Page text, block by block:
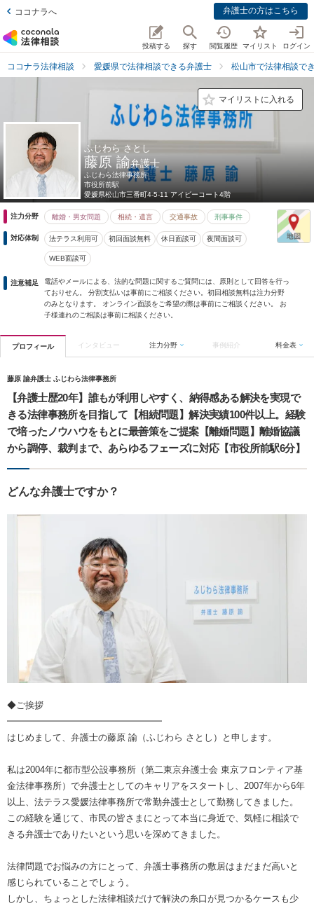
ココナラへ 弁護士の方はこちら
投稿する 探す 閲覧履歴 マイリスト ログイン
ココナラ法律相談 愛媛県で法律相談できる弁護士 松山市で法律相談で
マイリストに入れる
ふじわら さとし
藤原 諭弁護士
ふじわら法律事務所
市役所前駅
愛媛県松山市三番町4-5-11 アイビーコート4階
注力分野 離婚・男女問題 相続・遺言 交通事故 刑事事件
対応体制 法テラス利用可 初回面談無料 休日面談可 夜間面談可
WEB面談可
注意補足
電話やメールによる、法的な問題に関するご質問には、原則として回答を行っ
ておりせん。 分割支払いは事前にご相談ください。初回相談無料は注力分野
のみとなります。 オンライン面談をご希望の際は事前にご相談ください。 お
子様連れのご相談は事前に相談ください。
プロフィール インタビュー 注力分野 事例紹介 料金表
藤原 諭弁護士 ふじわら法律事務所
【弁護士歴20年】誰もが利用しやすく、納得感ある解決を実現で
きる法律事務所を目指して【相続問題】解決実績100件以上。経験
で培ったノウハウをもとに最善策をご提案【離婚問題】離婚協議
から調停、裁判まで、あらゆるフェーズに対応【市役所前駅6分】
どんな弁護士ですか？
◆ご挨拶
━━━━━━━━━━━━━━━━━
はじめまして、弁護士の藤原 諭（ふじわら さとし）と申します。
私は2004年に都市型公設事務所（第二東京弁護士会 東京フロンティア基
金法律事務所）で弁護士としてのキャリアをスタートし、2007年から6年
以上、法テラス愛媛法律事務所で常勤弁護士として勤務してきました。
この経験を通じて、市民の皆さまにとって本当に身近で、気軽に相談で
きる弁護士でありたいという思いを深めてきました。
法律問題でお悩みの方にとって、弁護士事務所の敷居はまだまだ高いと
感じられていることでしょう。
しかし、ちょっとした法律相談だけで解決の糸口が見つかるケースも少